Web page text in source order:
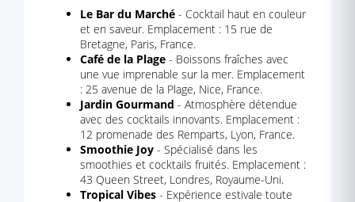
Le Bar du Marché - Cocktail haut en couleur
et en saveur. Emplacement : 15 rue de
Bretagne, Paris, France.
Café de la Plage - Boissons fraîches avec
une vue imprenable sur la mer. Emplacement
: 25 avenue de la Plage, Nice, France.
Jardin Gourmand - Atmosphère détendue
avec des cocktails innovants. Emplacement :
12 promenade des Remparts, Lyon, France.
Smoothie Joy - Spécialisé dans les
smoothies et cocktails fruités. Emplacement :
43 Queen Street, Londres, Royaume-Uni.
Tropical Vibes - Expérience estivale toute